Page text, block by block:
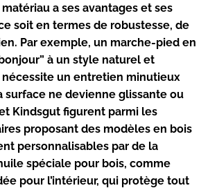
a ses avantages et ses
soit en termes de robustesse, de
Par exemple, un marche-pied en
à un style naturel et
un entretien minutieux
surface ne devienne glissante ou
et Kindsgut figurent parmi les
proposant des modèles en bois
personnalisables par de la
spéciale pour bois, comme
pour l’intérieur, qui protège tout